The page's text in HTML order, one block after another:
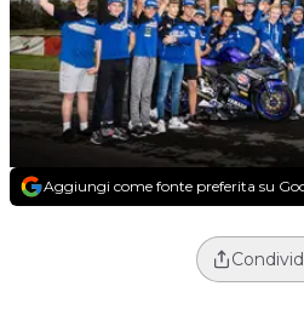
Aggiungi come fonte preferita su